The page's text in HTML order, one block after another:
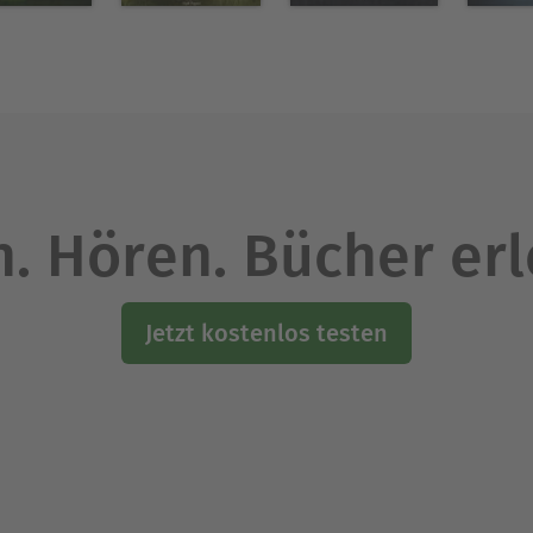
Hören. Bücher
Jetzt kostenlos testen